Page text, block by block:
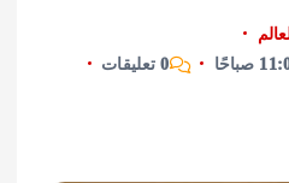
0 تعليقات